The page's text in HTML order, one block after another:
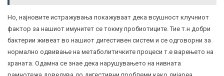
Но, најновите истражувања покажуваат дека всушност клучниот
фактор за нашиот имунитет се токму пробиотиците. Тие т.н добри
бактерии живеат во нашиот дигестивен систем и се одговорни за
нормално одвивање на метаболитичките процеси т.е варењето на
храната. Одамна се знае дека нарушувањето на нивната